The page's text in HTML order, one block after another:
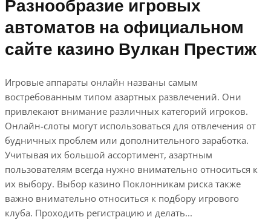
Разнообразие игровых
автоматов на официальном
сайте казино Вулкан Престиж
Игровые аппараты онлайн названы самым
востребованным типом азартных развлечений. Они
привлекают внимание различных категорий игроков.
Онлайн-слоты могут использоваться для отвлечения от
будничных проблем или дополнительного заработка.
Учитывая их большой ассортимент, азартным
пользователям всегда нужно внимательно относиться к
их выбору. Выбор казино Поклонникам риска также
важно внимательно относиться к подбору игрового
клуба. Проходить регистрацию и делать...